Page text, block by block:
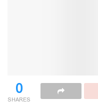
0
SHARES